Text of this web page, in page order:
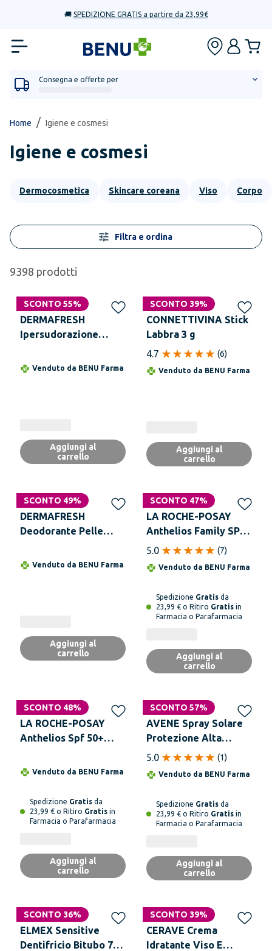
🚚 SPEDIZIONE GRATIS a partire da 23,99€
Consegna e offerte per
Home / Igiene e cosmesi
Igiene e cosmesi
Dermocosmetica Skincare coreana Viso Corpo
Filtra e ordina
9398 prodotti
SCONTO 55%
DERMAFRESH
Ipersudorazione
Venduto da BENU Farma
Aggiungi al
carrello
SCONTO 39%
CONNETTIVINA Stick
Labbra 3 g
4.7
(6)
Venduto da BENU Farma
Aggiungi al
carrello
SCONTO 49%
DERMAFRESH
Deodorante Pelle
100 ml
Venduto da BENU Farma
Aggiungi al
carrello
SCONTO 47%
LA ROCHE-POSAY
Anthelios Family SPF
50+ Spray 300 ml
5.0 (7)
Venduto da BENU Farma
Spedizione Gratis da
23,99 € o Ritiro Gratis in
Farmacia o Parafarmacia
Aggiungi al
carrello
SCONTO 48%
LA ROCHE-POSAY
Anthelios Spf 50+
Invisibile 200 ml
Venduto da BENU Farma
Spedizione Gratis da
23,99 € o Ritiro Gratis in
Farmacia o Parafarmacia
Aggiungi al
carrello
SCONTO 57%
AVENE Spray Solare
Protezione Alta
SPF50 200 ml
5.0 (1)
Venduto da BENU Farma
Spedizione Gratis da
23,99 € o Ritiro Gratis in
Farmacia o Parafarmacia
Aggiungi al
carrello
SCONTO 36%
ELMEX Sensitive
Dentifricio Bitubo 75
SCONTO 39%
CERAVE Crema
Idratante Viso E